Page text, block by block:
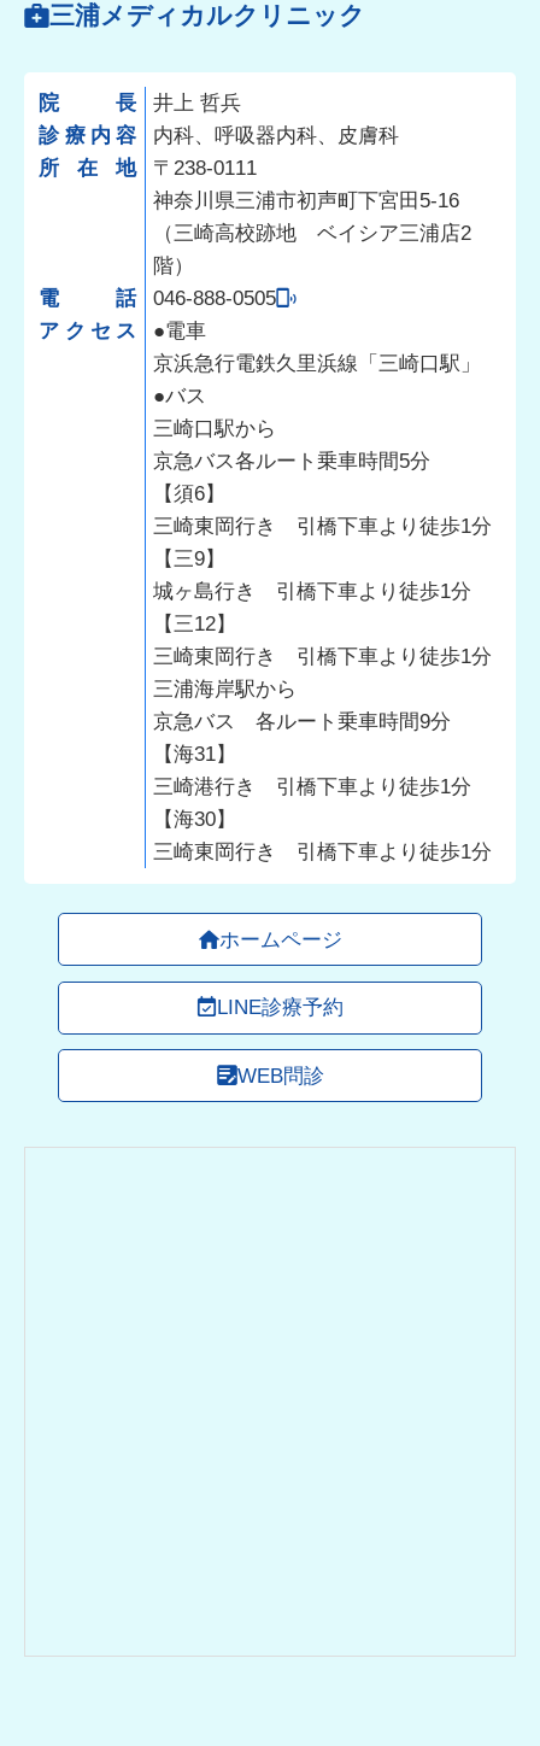
三浦メディカルクリニック
院長
井上 哲兵
診療内容
内科、呼吸器内科、皮膚科
所在地
〒238-0111
神奈川県三浦市初声町下宮田5-16
（三崎高校跡地 ベイシア三浦店2
階）
電話
046-888-0505
アクセス
●電車
京浜急行電鉄久里浜線「三崎口駅」
●バス
三崎口駅から
京急バス各ルート乗車時間5分
【須6】
三崎東岡行き 引橋下車より徒歩1分
【三9】
城ヶ島行き 引橋下車より徒歩1分
【三12】
三崎東岡行き 引橋下車より徒歩1分
三浦海岸駅から
京急バス 各ルート乗車時間9分
【海31】
三崎港行き 引橋下車より徒歩1分
【海30】
三崎東岡行き 引橋下車より徒歩1分
ホームページ
LINE診療予約
WEB問診